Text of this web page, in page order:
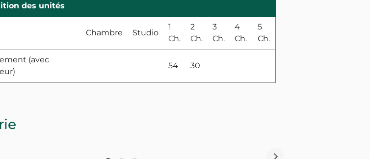
des unités
Chambre Studio
1
Ch.
2
Ch.
3
Ch.
4
Ch.
5
Ch.
(avec
54 30